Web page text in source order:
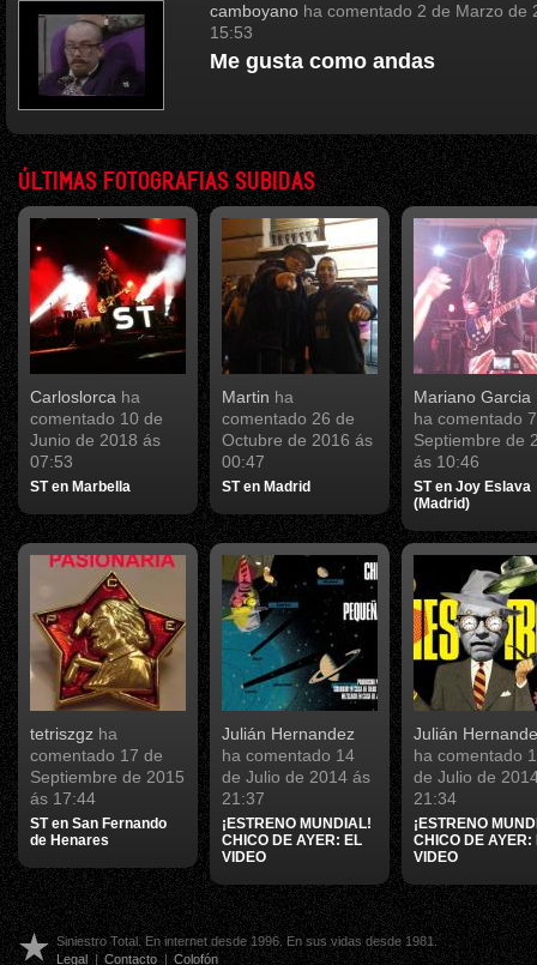
camboyano ha comentado 2 de Marzo de
15:53
Me gusta como andas
ÚLTIMAS FOTOGRAFIAS SUBIDAS
Carloslorca ha
comentado 10 de
Junio de 2018 ás
07:53
ST en Marbella
Martin ha
comentado 26 de
Octubre de 2016 ás
00:47
ST en Madrid
Mariano Garcia
ha comentado
Septiembre de
ás 10:46
ST en Joy Eslava
(Madrid)
tetriszgz ha
comentado 17 de
Septiembre de 2015
ás 17:44
ST en San Fernando
de Henares
Julián Hernandez
ha comentado 14
de Julio de 2014 ás
21:37
¡ESTRENO MUNDIAL!
CHICO DE AYER: EL
VIDEO
Julián
ha comentado
de Julio de
21:34
¡ESTRENO
CHICO DE AYER:
VIDEO
Siniestro Total. En internet desde 1996. En sus vidas desde 1981.
Legal
| Contacto | Colofón